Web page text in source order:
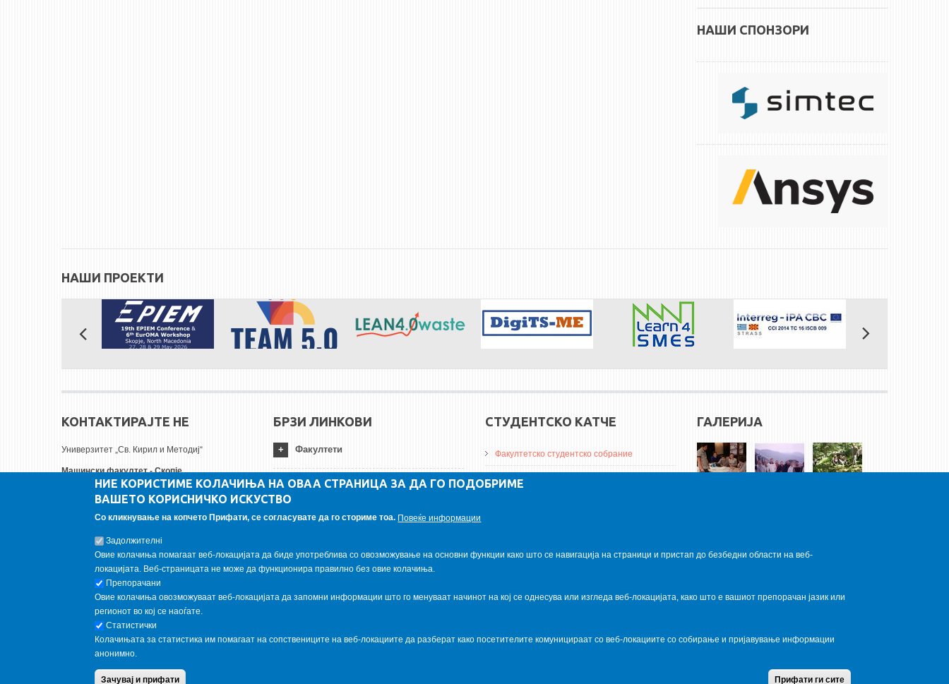
НАШИ СПОНЗОРИ
НАШИ ПРОЕКТИ
КОНТАКТИРАЈТЕ НЕ
Универзитет „Св. Кирил и Методиј“
Машински факултет - Скопје
Руѓер Бошковиќ бр.18
1000 Скопје, Република Северна Македонија
+ 389 2 3099-200
Е-пошта:contact@mf.edu.mk
FOLLOW US
Follow us on:
БРЗИ ЛИНКОВИ
Факултети
Универзитети
Институции
СТУДЕНТСКО КАТЧЕ
Факултетско студентско собрание
ДА Винчи магазин
ГАЛЕРИЈА
Copyright © 2013 Garnet All Rights Reserved. Designed by Terms condition Privacy Policy
НИЕ КОРИСТИМЕ КОЛАЧИЊА НА ОВАА СТРАНИЦА ЗА ДА ГО ПОДОБРИМЕ
ВАШЕТО КОРИСНИЧКО ИСКУСТВО
Со кликнување на копчето Прифати, се согласувате да го сториме тоа. Повеќе информации
Задолжителнi
Овие колачиња помагаат веб-локацијата да биде употреблива со овозможување на основни функции како што се навигација на страници и пристап до безбедни области на веб-
локацијата. Веб-страницата не може да функционира правилно без овие колачиња.
Препорачани
Овие колачиња овозможуваат веб-локацијата да запомни информации што го менуваат начинот на кој се однесува или изгледа веб-локацијата, како што е вашиот препорачан јазик или
регионот во кој се наоѓате.
Статистички
Колачињата за статистика им помагаат на сопствениците на веб-локациите да разберат како посетителите комуницираат со веб-локациите со собирање и пријавување информации
анонимно.
Зачувај и прифати Прифати ги сите